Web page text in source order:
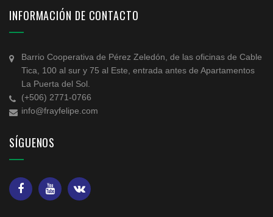
INFORMACIÓN DE CONTACTO
Barrio Cooperativa de Pérez Zeledón, de las oficinas de Cable
Tica, 100 al sur y 75 al Este, entrada antes de Apartamentos
La Puerta del Sol.
(+506) 2771-0766
info@frayfelipe.com
SÍGUENOS